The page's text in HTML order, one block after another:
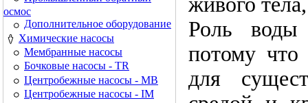
осмос
Дополнительное оборудование
Химические насосы
Мембранные насосы
Бочковые насосы - TR
Центробежные насосы - MB
Центробежные насосы - IM
Роль
потому что
для